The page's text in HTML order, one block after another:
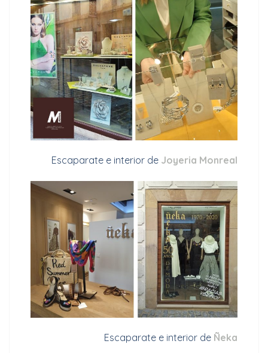
Escaparate e interior de Joyeria Monreal
Escaparate e interior de Ñeka